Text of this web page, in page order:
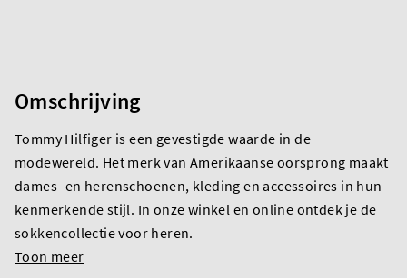
Omschrijving
Tommy Hilfiger is een gevestigde waarde in de
modewereld. Het merk van Amerikaanse oorsprong maakt
dames- en herenschoenen, kleding en accessoires in hun
kenmerkende stijl. In onze winkel en online ontdek je de
sokkencollectie voor heren.
Toon meer